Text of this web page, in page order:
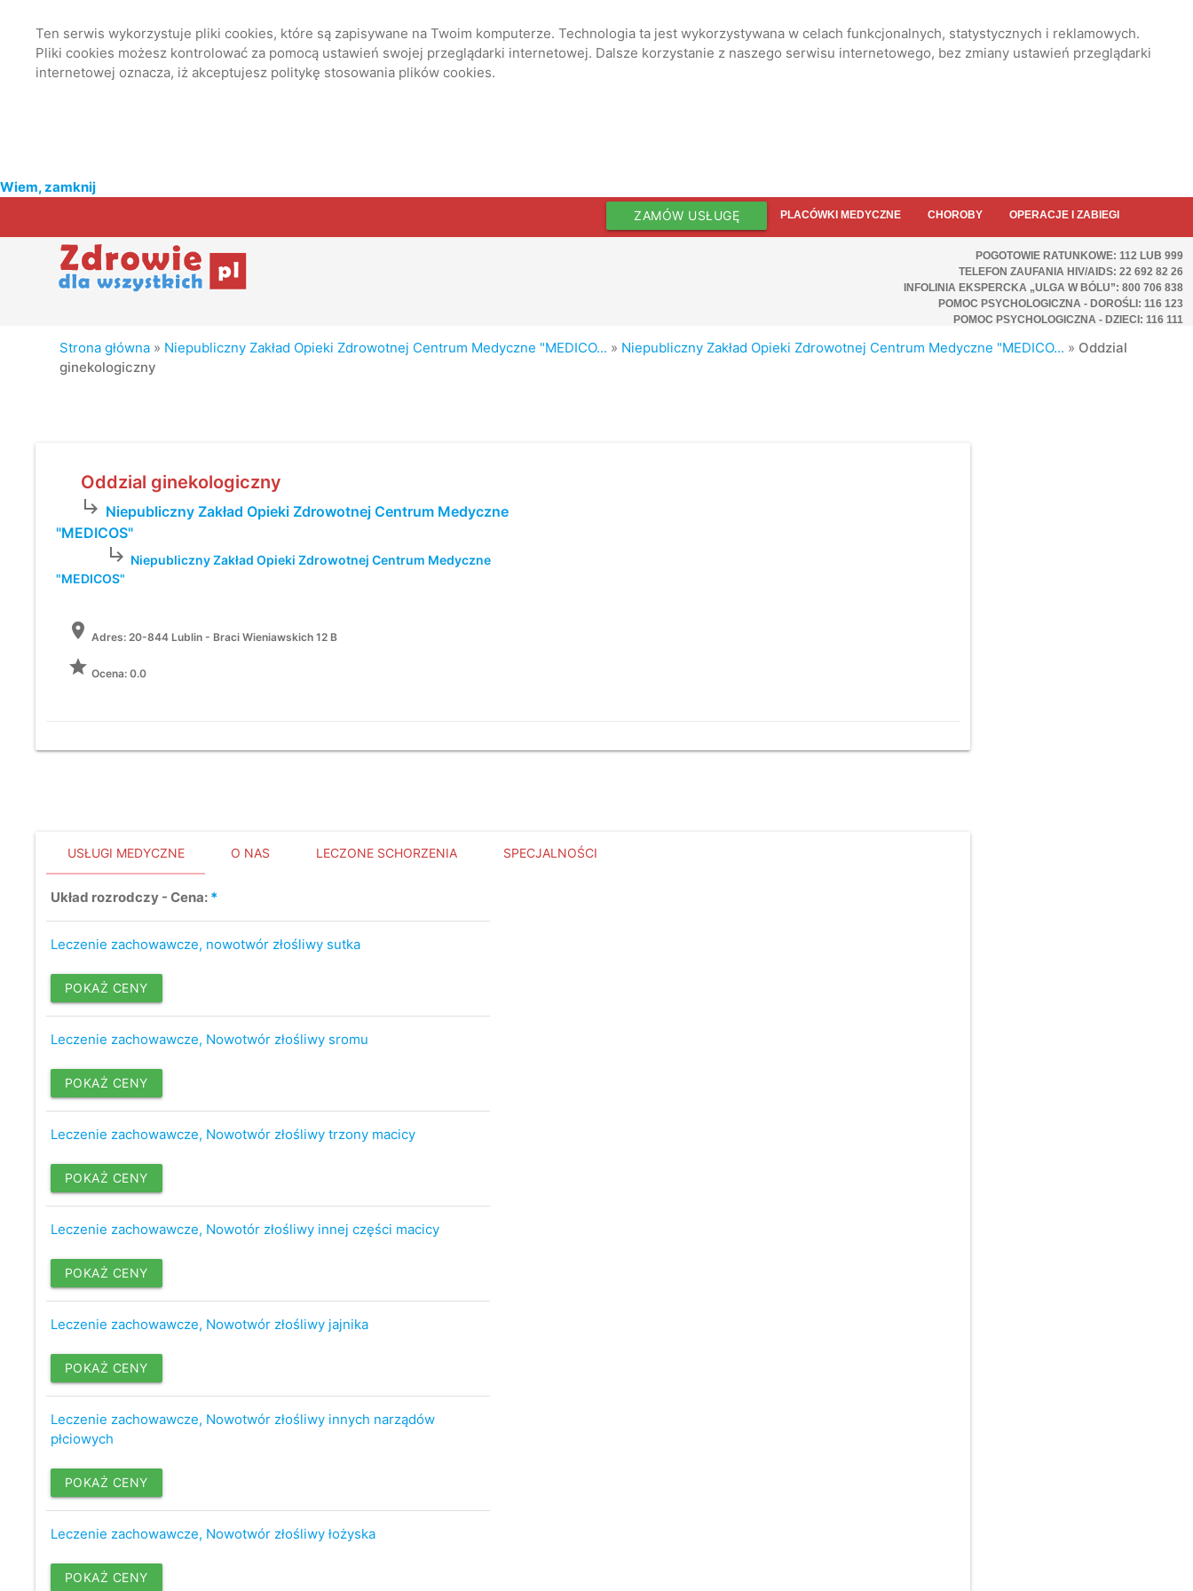
Ten serwis wykorzystuje pliki cookies, które są zapisywane na Twoim komputerze. Technologia ta jest wykorzystywana w celach funkcjonalnych, statystycznych i reklamowych.
Pliki cookies możesz kontrolować za pomocą ustawień swojej przeglądarki internetowej. Dalsze korzystanie z naszego serwisu internetowego, bez zmiany ustawień przeglądarki
internetowej oznacza, iż akceptujesz politykę stosowania plików cookies.
Wiem, zamknij
ZAMÓW USŁUGĘ PLACÓWKI MEDYCZNE CHOROBY OPERACJE I ZABIEGI
POGOTOWIE RATUNKOWE: 112 LUB 999
TELEFON ZAUFANIA HIV/AIDS: 22 692 82 26
INFOLINIA EKSPERCKA „ULGA W BÓLU”: 800 706 838
POMOC PSYCHOLOGICZNA - DOROŚLI: 116 123
POMOC PSYCHOLOGICZNA - DZIECI: 116 111
Strona główna » Niepubliczny Zakład Opieki Zdrowotnej Centrum Medyczne "MEDICO... » Niepubliczny Zakład Opieki Zdrowotnej Centrum Medyczne "MEDICO... » Oddzial
ginekologiczny
Oddzial ginekologiczny
subdirectory_arrow_right Niepubliczny Zakład Opieki Zdrowotnej Centrum Medyczne
"MEDICOS"
subdirectory_arrow_right Niepubliczny Zakład Opieki Zdrowotnej Centrum Medyczne
"MEDICOS"
location_on Adres:20-844 Lublin - Braci Wieniawskich 12 B
grade Ocena: 0.0
USŁUGI MEDYCZNE O NAS LECZONE SCHORZENIA SPECJALNOŚCI
Układ rozrodczy - Cena: *
Leczenie zachowawcze, nowotwór złośliwy sutka
POKAŻ CENY
Leczenie zachowawcze, Nowotwór złośliwy sromu
POKAŻ CENY
Leczenie zachowawcze, Nowotwór złośliwy trzony macicy
POKAŻ CENY
Leczenie zachowawcze, Nowotór złośliwy innej części macicy
POKAŻ CENY
Leczenie zachowawcze, Nowotwór złośliwy jajnika
POKAŻ CENY
Leczenie zachowawcze, Nowotwór złośliwy innych narządów
płciowych
POKAŻ CENY
Leczenie zachowawcze, Nowotwór złośliwy łożyska
POKAŻ CENY